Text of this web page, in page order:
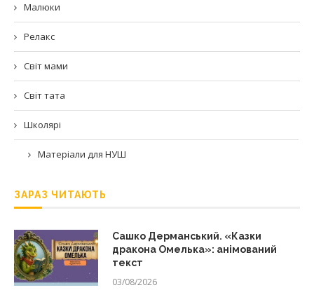
Малюки
Релакс
Світ мами
Світ тата
Школярі
Матеріали для НУШ
ЗАРАЗ ЧИТАЮТЬ
Сашко Дерманський. «Казки
дракона Омелька»: анімований
текст
03/08/2026